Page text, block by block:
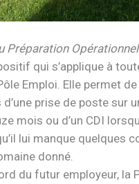
Préparation
qui s’applique à
Emploi. Elle permet
prise de poste sur
mois ou d’un CDI
lui manque quelques
donné.
du futur employeur, la